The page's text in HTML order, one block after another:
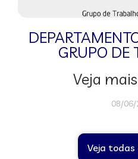
GRUPO DE
Veja
08/06/
Veja todas